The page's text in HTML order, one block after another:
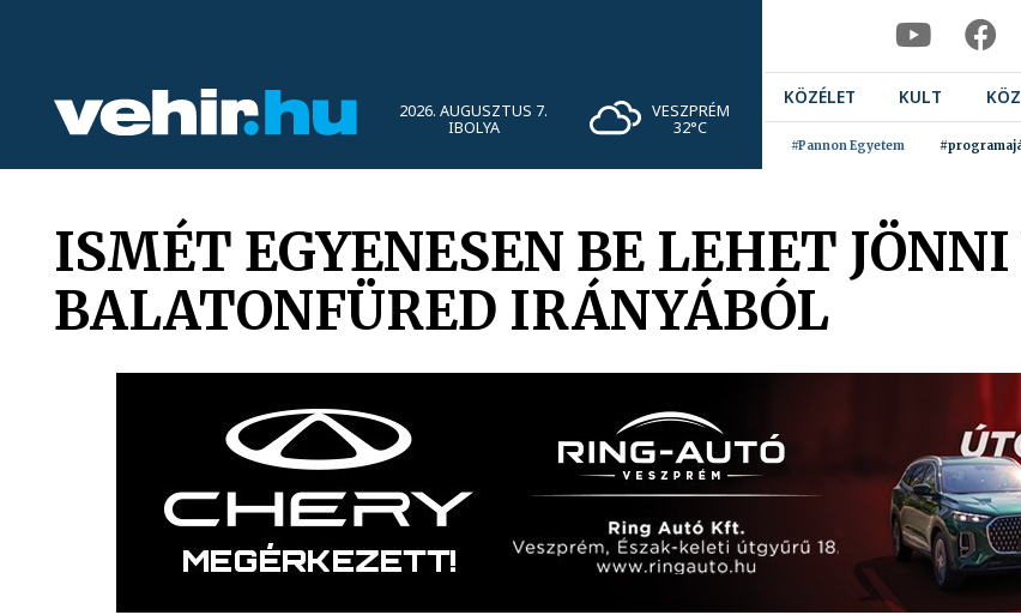
2026. AUGUSZTUS 7.
IBOLYA
VESZPRÉM
32°C
KÖZÉLET KULT
#Pannon Egyetem
ISMÉT EGYENESEN BE LEHET
BALATONFÜRED IRÁNYÁBÓL